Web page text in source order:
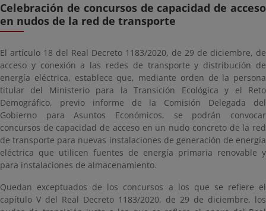
Celebración de concursos de capacidad de acceso
en nudos de la red de transporte
El artículo 18 del Real Decreto 1183/2020, de 29 de diciembre, de
acceso y conexión a las redes de transporte y distribución de
energía eléctrica, establece que, mediante orden de la persona
titular del Ministerio para la Transición Ecológica y el Reto
Demográfico, previo informe de la Comisión Delegada del
Gobierno para Asuntos Económicos, se podrán convocar
concursos de capacidad de acceso en un nudo concreto de la red
de transporte para nuevas instalaciones de generación de energía
eléctrica que utilicen fuentes de energía primaria renovable y
para instalaciones de almacenamiento.
Quedan exceptuados de los concursos a los que se refiere el
capítulo V del Real Decreto 1183/2020, de 29 de diciembre, los